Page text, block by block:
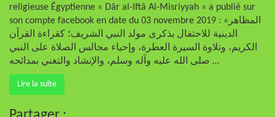
religieuse Égyptienne « Dâr al-Iftâ Al-Misriyyah » a publié sur
son compte facebook en date du 03 novembre 2019 : «المظاهر
الدينية للاحتفال بذكرى مولد النبي الشريف؛ كقراءة القرآن
الكريم، وتلاوة السيرة العطرة، وإحياء مجالس الصلاة على النبي
صلى الله عليه وآله وسلم، والإنشاد والتغني بمدائحه …
Lire la suite